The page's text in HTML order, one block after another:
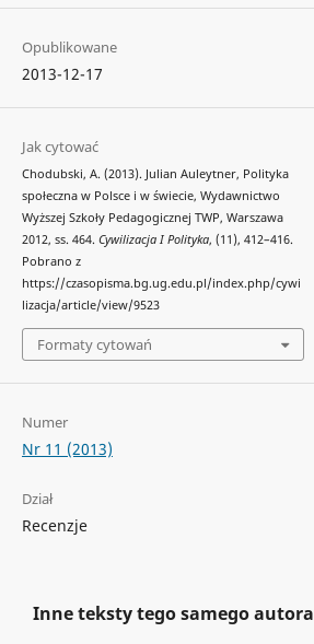
Opublikowane
2013-12-17
Jak cytować
Chodubski, A. (2013). Julian Auleytner, Polityka
społeczna w Polsce i w świecie, Wydawnictwo
Wyższej Szkoły Pedagogicznej TWP, Warszawa
2012, ss. 464. Cywilizacja I Polityka, (11), 412–416.
Pobrano z
https://czasopisma.bg.ug.edu.pl/index.php/cywi
lizacja/article/view/9523
Formaty cytowań
Numer
Nr 11 (2013)
Dział
Recenzje
Inne teksty tego samego autora